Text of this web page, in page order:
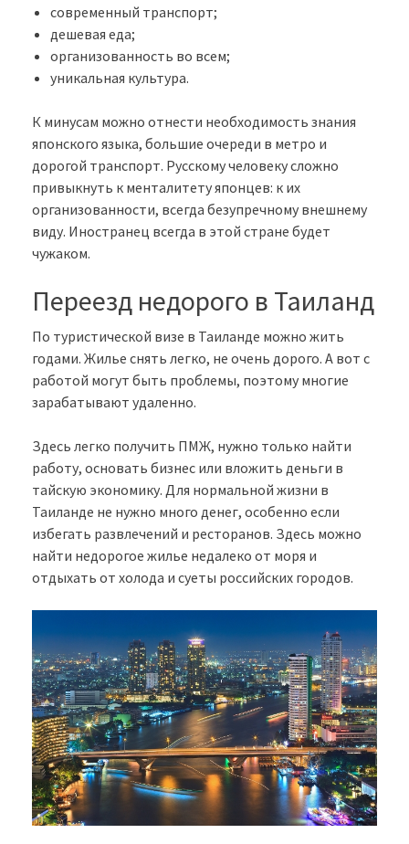
современный транспорт;
дешевая еда;
организованность во всем;
уникальная культура.
К минусам можно отнести необходимость знания
японского языка, большие очереди в метро и
дорогой транспорт. Русскому человеку сложно
привыкнуть к менталитету японцев: к их
организованности, всегда безупречному внешнему
виду. Иностранец всегда в этой стране будет
чужаком.
Переезд недорого в Таиланд
По туристической визе в Таиланде можно жить
годами. Жилье снять легко, не очень дорого. А вот с
работой могут быть проблемы, поэтому многие
зарабатывают удаленно.
Здесь легко получить ПМЖ, нужно только найти
работу, основать бизнес или вложить деньги в
тайскую экономику. Для нормальной жизни в
Таиланде не нужно много денег, особенно если
избегать развлечений и ресторанов. Здесь можно
найти недорогое жилье недалеко от моря и
отдыхать от холода и суеты российских городов.